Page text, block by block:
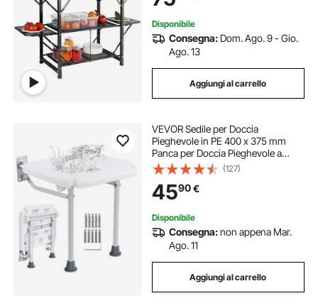
BBQ
Disponibile
Consegna: Dom. Ago. 9 - Gio.
Ago. 13
Aggiungi al carrello
VEVOR Sedile per Doccia
Pieghevole in PE 400 x 375 mm
Panca per Doccia Pieghevole a
Parete, Capacità di Carico 226,8 kg
Sedia da Doccia Pieghevole Salva
spazio per Anziani Donne Incinte
Bambini Adulti
(127)
4590€
Disponibile
Consegna:non appena Mar.
Ago. 11
Aggiungi al carrello